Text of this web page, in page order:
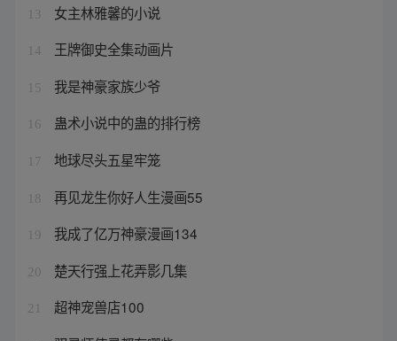
13 女主林雅馨的小说
14 王牌御史全集动画片
15 我是神豪家族少爷
16 蛊术小说中的蛊的排行榜
17 地球尽头五星牢笼
18 再见龙生你好人生漫画55
19 我成了亿万神豪漫画134
20 楚天行强上花弄影几集
21 超神宠兽店100